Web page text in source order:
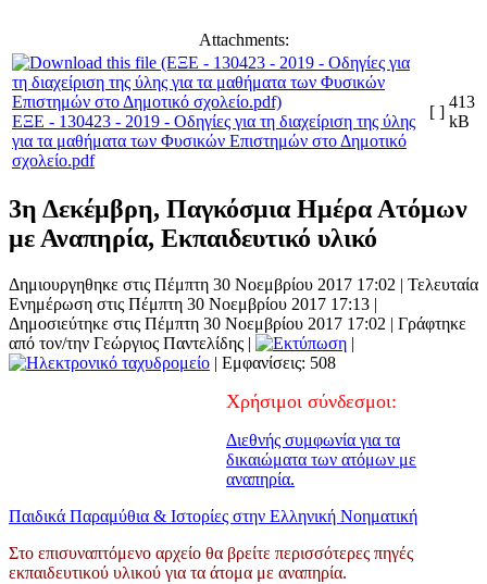
Attachments:
ΕΞΕ - 130423 - 2019 - Οδηγίες για τη διαχείριση της ύλης
για τα μαθήματα των Φυσικών Επιστημών στο Δημοτικό
σχολείο.pdf
[ ]
413
kB
3η Δεκέμβρη, Παγκόσμια Ημέρα Ατόμων
με Αναπηρία, Εκπαιδευτικό υλικό
Δημιουργηθηκε στις Πέμπτη 30 Νοεμβρίου 2017 17:02 | Τελευταία
Ενημέρωση στις Πέμπτη 30 Νοεμβρίου 2017 17:13 |
Δημοσιεύτηκε στις Πέμπτη 30 Νοεμβρίου 2017 17:02 | Γράφτηκε
από τον/την Γεώργιος Παντελίδης |
|
| Εμφανίσεις: 508
Χρήσιμοι σύνδεσμοι:
Διεθνής συμφωνία για τα
δικαιώματα των ατόμων με
αναπηρία.
Παιδικά Παραμύθια & Ιστορίες στην Ελληνική Νοηματική
Στο επισυναπτόμενο αρχείο θα βρείτε περισσότερες πηγές
εκπαιδευτικού υλικού για τα άτομα με αναπηρία.